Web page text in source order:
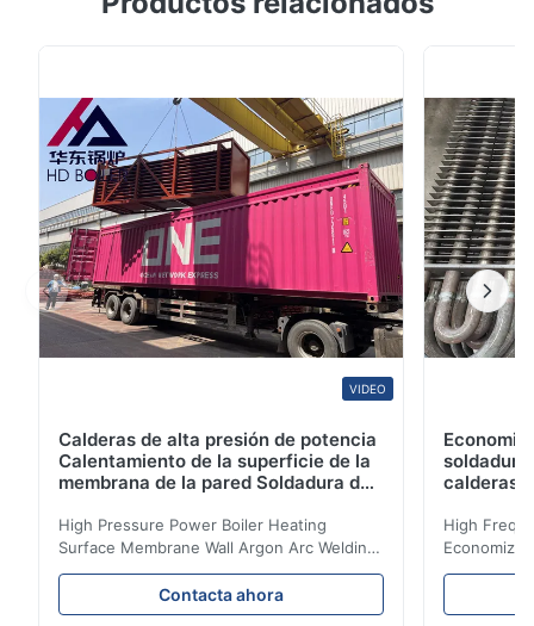
en forma de H, también conocido como el tubo de
aletas de mariposa.Se trata de soldar simétricamente
VIDEO
Calderas de alta presión de potencia
Calentamiento de la superficie de la
membrana de la pared Soldadura de
biomasa
High Pressure Power Boiler Heating
Surface Membrane Wall Argon Arc Welding
For Biomass Boiler Product Introduction
Water wall panels with pins usually laid
vertically on the inner wall of the furnace
Contacta ahora
calderas
High
Product
industrial